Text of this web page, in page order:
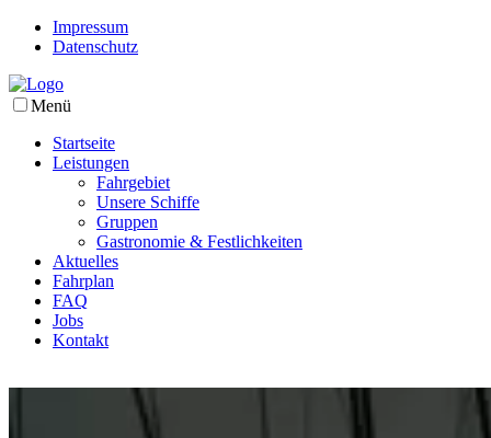
Impressum
Datenschutz
Menü
Startseite
Leistungen
Fahrgebiet
Unsere Schiffe
Gruppen
Gastronomie & Festlichkeiten
Aktuelles
Fahrplan
FAQ
Jobs
Kontakt